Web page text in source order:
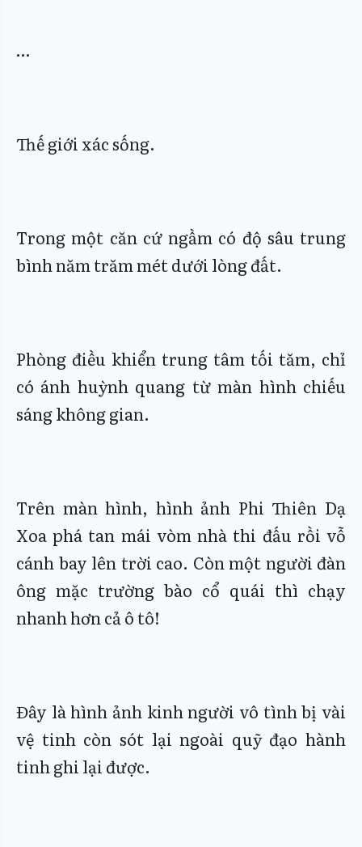
…
Thế giới xác sống.
Trong một căn cứ ngầm có độ sâu trung
bình năm trăm mét dưới lòng đất.
Phòng điều khiển trung tâm tối tăm, chỉ
có ánh huỳnh quang từ màn hình chiếu
sáng không gian.
Trên màn hình, hình ảnh Phi Thiên Dạ
Xoa phá tan mái vòm nhà thi đấu rồi vỗ
cánh bay lên trời cao. Còn một người đàn
ông mặc trường bào cổ quái thì chạy
nhanh hơn cả ô tô!
Đây là hình ảnh kinh người vô tình bị vài
vệ tinh còn sót lại ngoài quỹ đạo hành
tinh ghi lại được.